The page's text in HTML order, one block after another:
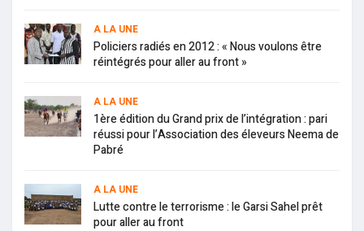
A LA UNE
Policiers radiés en 2012 : « Nous voulons être
réintégrés pour aller au front »
A LA UNE
1ère édition du Grand prix de l’intégration : pari
réussi pour l’Association des éleveurs Neema de
Pabré
A LA UNE
Lutte contre le terrorisme : le Garsi Sahel prêt
pour aller au front